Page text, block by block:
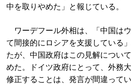
中を取りやめた」と報じている。
ワーデフール外相は、「中国は
て間接的にロシアを支援している
たが、中国政府はこの見解につい
めた。ドイツ政府にとって、外務
修正することは、発言が間違って